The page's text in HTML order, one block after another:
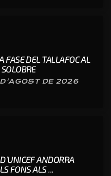
FASE DEL TALLAFOC AL
DE 2026
ANDORRA
FONS ALS ...